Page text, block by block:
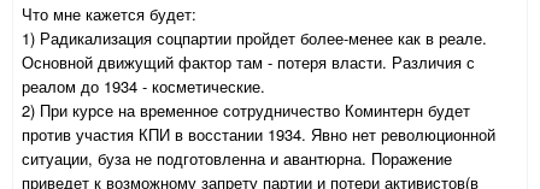
Что мне кажется будет:
1) Радикализация соцпартии пройдет более-менее как в реале.
Основной движущий фактор там - потеря власти. Различия с
реалом до 1934 - косметические.
2) При курсе на временное сотрудничество Коминтерн будет
против участия КПИ в восстании 1934. Явно нет революционной
ситуации, буза не подготовленна и авантюрна. Поражение
приведет к возможному запрету партии и потери активистов(в